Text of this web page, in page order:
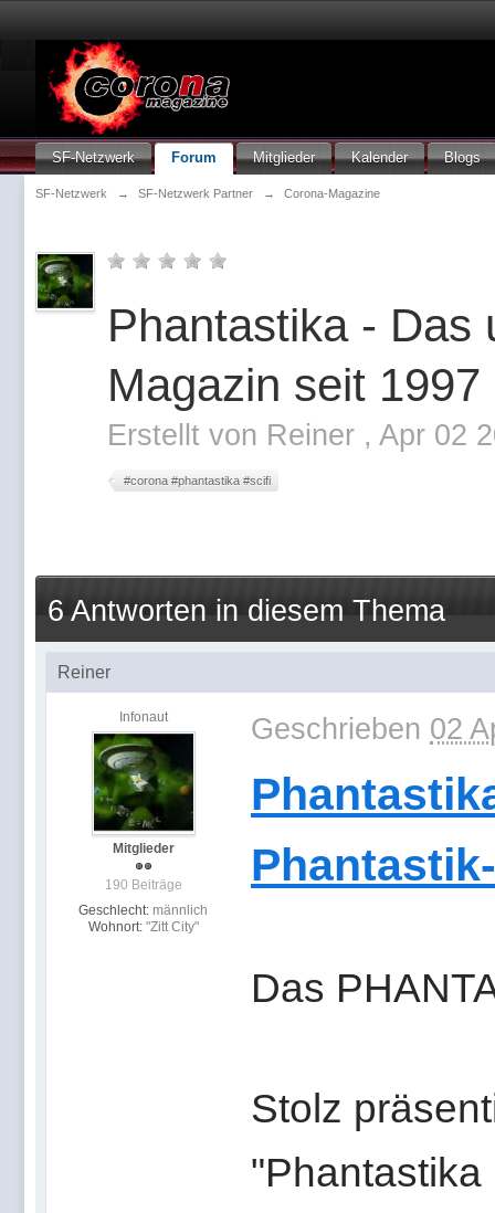
SF-Netzwerk Forum Mitglieder Kalender Blogs
SF-Netzwerk → SF-Netzwerk Partner → Corona-Magazine
Phantastika - Das
Magazin seit 1997
Erstellt von Reiner , Apr 02
#corona #phantastika #scifi
6 Antworten in diesem Thema
Reiner
Infonaut
Mitglieder
190 Beiträge
Geschlecht: männlich
Wohnort: "Zitt City"
Geschrieben 02
Das
Stolz